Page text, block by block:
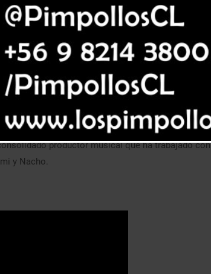
single: “Ay Mama”, acompañado de un
por su debut profesional dentro de la música
productor musical que ha trabajado con
y Nacho.